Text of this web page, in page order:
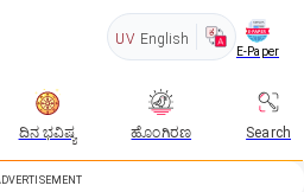
UV English
E-Paper
ದಿನ ಭವಿಷ್ಯ ಹೊಂಗಿರಣ Search